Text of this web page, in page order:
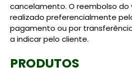
cancelamento. O reembolso do
realizado preferencialmente
pagamento ou por
a indicar pelo cliente.
PRODUTOS